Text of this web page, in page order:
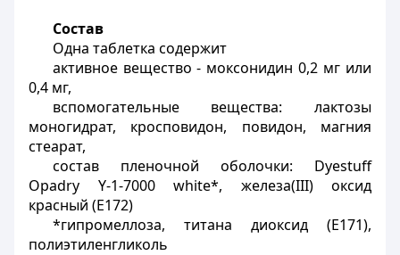
Состав
Одна таблетка содержит
активное вещество - моксонидин 0,2 мг или
0,4 мг,
вспомогательные вещества: лактозы
моногидрат, кросповидон, повидон, магния
стеарат,
состав пленочной оболочки: Dyestuff
Opadry Y-1-7000 white*, железа(III) оксид
красный (Е172)
*гипромеллоза, титана диоксид (Е171),
полиэтиленгликоль